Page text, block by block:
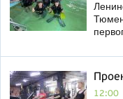
12:00